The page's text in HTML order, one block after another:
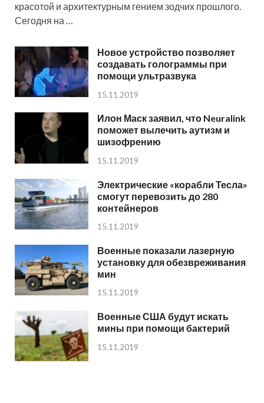
красотой и архитектурным гением зодчих прошлого.
Сегодня на …
Новое устройство позволяет
создавать голограммы при
помощи ультразвука
15.11.2019
Илон Маск заявил, что Neuralink
поможет вылечить аутизм и
шизофрению
15.11.2019
Электрические «корабли Тесла»
смогут перевозить до 280
контейнеров
15.11.2019
Военные показали лазерную
установку для обезвреживания
мин
15.11.2019
Военные США будут искать
мины при помощи бактерий
15.11.2019